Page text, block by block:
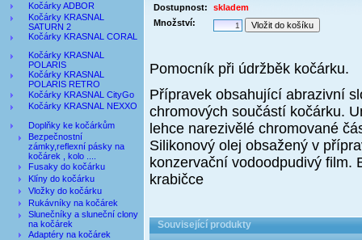
Kočárky ADBOR
Kočárky KRASNAL
SATURN 2
Kočárky KRASNAL CORAL
Kočárky KRASNAL
POLARIS
Kočárky KRASNAL
POLARIS RETRO
Kočárky KRASNAL CityGo
Kočárky KRASNAL NEXXO
Doplňky ke kočárkům
Bezpečnostní
zámky,reflexní pásky na
kočárek , kolo ....
Fusaky do kočárku
Klíny do kočárku
Vložky do kočárku
Rukávníky na kočárek
Slunečníky a sluneční clony
na kočárek
Adaptéry na kočárek
Dostupnost:
skladem
Množství:
Pomocník při údržběk kočárku.
Přípravek obsahující abrazivní
chromových součástí kočárku.
lehce narezivělé chromované
Silikonový olej obsažený v
konzervační vodoodpudivý film.
krabičce
Související produkty